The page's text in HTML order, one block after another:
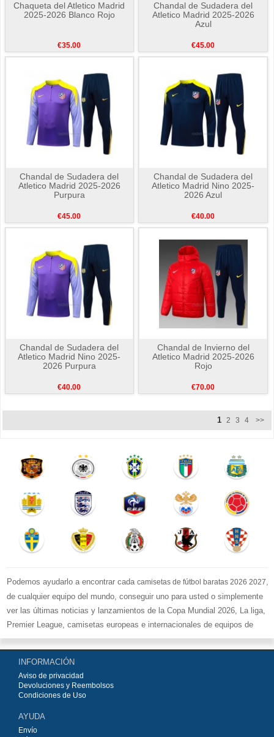
Chaqueta del Atletico Madrid
2025-2026 Blanco Rojo
€35.00
Chandal de Sudadera del
Atletico Madrid 2025-2026
Azul
€45.00
Chandal de Sudadera del
Atletico Madrid 2025-2026
Purpura
€45.00
Chandal de Sudadera del
Atletico Madrid Nino 2025-
2026 Azul
€40.00
Chandal de Sudadera del
Atletico Madrid Nino 2025-
2026 Purpura
€40.00
Chandal de Invierno del
Atletico Madrid 2025-2026
Rojo
€70.00
1 2 3 4 >>
Podemos ayudarlo a encontrar cada camisetas de fútbol baratas 2026 2027
de cualquier equipo del mundo, conseguir uno para usted o simplemente
ver las últimas noticias y lanzamientos de la Copa Mundial 2026, La liga,
Premier League, camisetas europeas e internacionales de equipos de
fútbol y kits.
Comprecamisetas de fútbol baratas replicasen la tienda deportiva
más grande de Europa. ¡Grandes ofertas en todas las camisetas del club
de fútbol, ​​kits europeos e internacionales, todo a los precios más bajos!
Compre nuestra gran selección de
INFORMACIÓN
Aviso de privacidad
Devoluciones y Reembolsos
Condiciones de Uso
AYUDA
Envío